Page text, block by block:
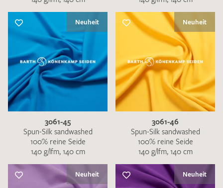
Neuheit
3061-45
Spun-Silk sandwashed
100% reine Seide
140 g/lfm, 140 cm
Neuheit
3061-46
Spun-Silk sandwashed
100% reine Seide
140 g/lfm, 140 cm
Neuheit Neuheit